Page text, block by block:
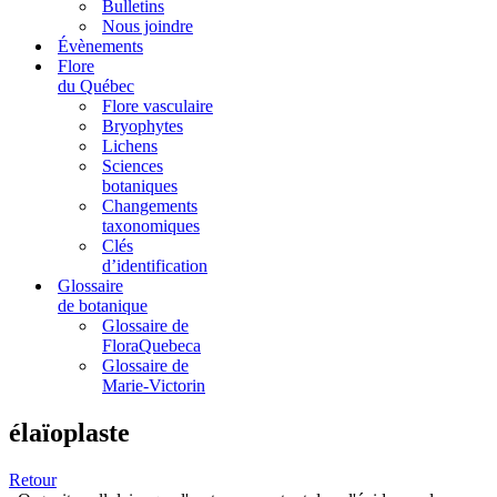
Bulletins
Nous joindre
Évènements
Flore
du Québec
Flore vasculaire
Bryophytes
Lichens
Sciences
botaniques
Changements
taxonomiques
Clés
d’identification
Glossaire
de botanique
Glossaire de
FloraQuebeca
Glossaire de
Marie-Victorin
élaïoplaste
Retour